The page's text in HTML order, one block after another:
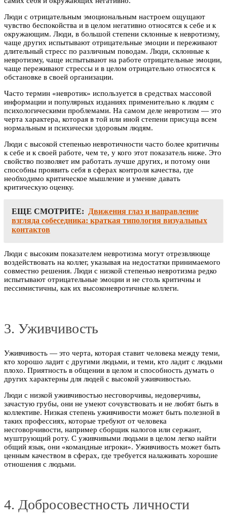
Люди с отрицательным эмоциональным настроем ощущают
чувство беспокойства и в целом негативно относятся к себе и к
окружающим. Люди, в большой степени склонные к невротизму,
чаще других испытывают отрицательные эмоции и переживают
длительный стресс по различным поводам. Люди, склонные к
невротизму, чаще испытывают на работе отрицательные эмоции,
чаще переживают стрессы и в целом отрицательно относятся к
обстановке в своей организации.
Часто термин «невротик» используется в средствах массовой
информации и популярных изданиях применительно к людям с
психологическими проблемами. На самом деле невротизм — это
черта характера, которая в той или иной степени присуща всем
нормальным и психически здоровым людям.
Люди с высокой степенью невротичности часто более критичны
к себе и к своей работе, чем те, у кого этот показатель ниже. Это
свойство позволяет им работать лучше других, и потому они
способны проявить себя в сферах контроля качества, где
необходимо критическое мышление и умение давать
критическую оценку.
ЕЩЕ СМОТРИТЕ:
Движения глаз и направление
взгляда собеседника: краткая типология визуальных
контактов
Люди с высоким показателем невротизма могут отрезвляюще
воздействовать на коллег, указывая на недостатки принимаемого
совместно решения. Люди с низкой степенью невротизма редко
испытывают отрицательные эмоции и не столь критичны и
пессимистичны, как их высоконевротичные коллеги.
3. Уживчивость
Уживчивость — это черта, которая ставит человека между теми,
кто хорошо ладит с другими людьми, и теми, кто ладит с людьми
плохо. Приятность в общении в целом и способность думать о
других характерны для людей с высокой уживчивостью.
Люди с низкой уживчивостью несговорчивы, недоверчивы,
зачастую грубы, они не умеют сочувствовать и не любят быть в
коллективе. Низкая степень уживчивости может быть полезной в
таких профессиях, которые требуют от человека
несговорчивости, например сборщик налогов или сержант,
муштрующий роту. С уживчивыми людьми в целом легко найти
общий язык, они «командные игроки». Уживчивость может быть
ценным качеством в сферах, где требуется налаживать хорошие
отношения с людьми.
4. Добросовестность личности